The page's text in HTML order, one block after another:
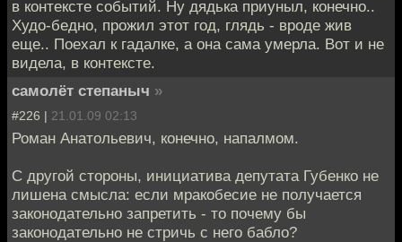
в контексте событий. Ну дядька приуныл, конечно..
Худо-бедно, прожил этот год, глядь - вроде жив
еще.. Поехал к гадалке, а она сама умерла. Вот и не
видела, в контексте.
самолёт степаныч »
#226 | 21.01.09 02:13
Роман Анатольевич, конечно, напалмом.
С другой стороны, инициатива депутата Губенко не
лишена смысла: если мракобесие не получается
законодательно запретить - то почему бы
законодательно не стричь с него бабло?